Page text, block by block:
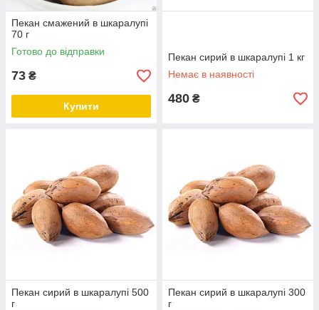
Пекан смажений в шкаралупі
70 г
Готово до відправки
73 ₴
Купити
Пекан сирий в шкаралупі 1 кг
Немає в наявності
480 ₴
Пекан сирий в шкаралупі 500
г
Пекан сирий в шкаралупі 300
г